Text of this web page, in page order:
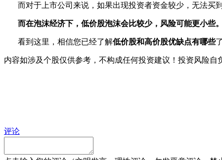
而对于上市公司来说，如果出现投资者资金较少，无法买
而在泡沫经济下，低价股泡沫会比较少，风险可能更小些。
看到这里，相信您已经了解低价股和高价股优缺点有哪些
内容如涉及个股仅供参考，不构成任何投资建议！投资风险自
评论